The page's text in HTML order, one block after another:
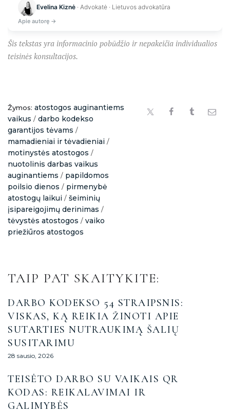
Kraunama...
Evelina Kiznė · Advokatė · Lietuvos advokatūra
Apie autorę →
Šis tekstas yra informacinio pobūdžio ir nepakeičia individualios
teisinės konsultacijos.
Žymos: atostogos auginantiems
vaikus / darbo kodekso
garantijos tėvams /
mamadieniai ir tėvadieniai /
motinystės atostogos /
nuotolinis darbas vaikus
auginantiems / papildomos
poilsio dienos / pirmenybė
atostogų laikui / šeiminių
įsipareigojimų derinimas /
tėvystės atostogos / vaiko
priežiūros atostogos
TAIP PAT SKAITYKITE:
DARBO KODEKSO 54 STRAIPSNIS:
VISKAS, KĄ REIKIA ŽINOTI APIE
SUTARTIES NUTRAUKIMĄ ŠALIŲ
SUSITARIMU
28 sausio, 2026
TEISĖTO DARBO SU VAIKAIS QR
KODAS: REIKALAVIMAI IR
GALIMYBĖS